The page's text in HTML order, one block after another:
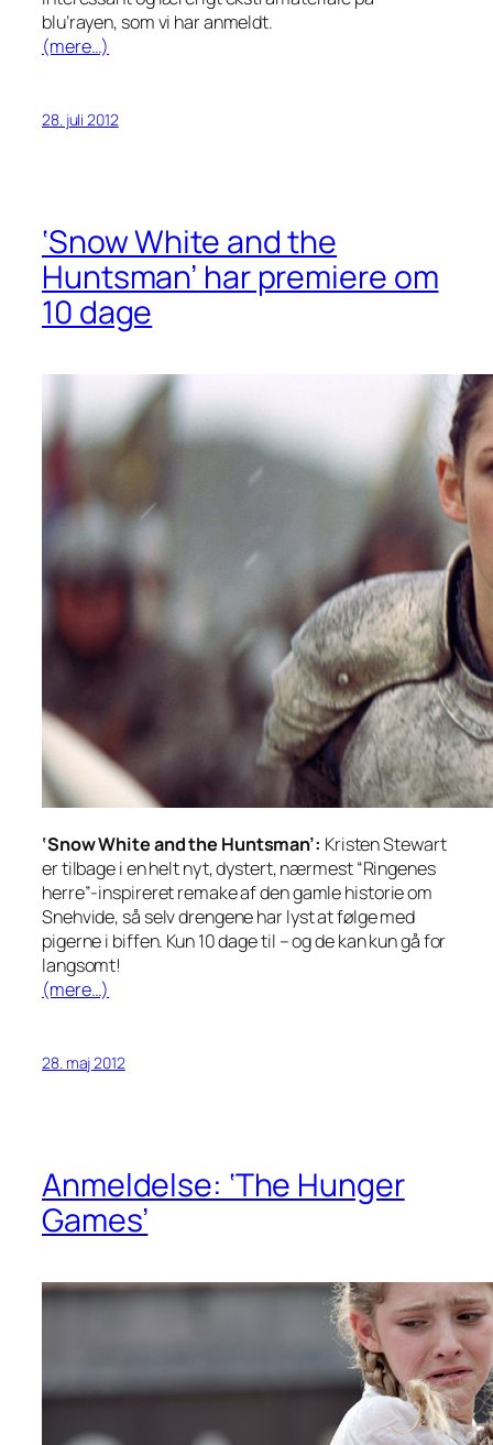
blu’rayen, som vi har anmeldt.
(mere…)
28. juli 2012
‘Snow White and the
Huntsman’ har premiere om
10 dage
‘Snow White and the Huntsman’: Kristen Stewart
er tilbage i en helt nyt, dystert, nærmest “Ringenes
herre”-inspireret remake af den gamle historie om
Snehvide, så selv drengene har lyst at følge med
pigerne i biffen. Kun 10 dage til – og de kan kun gå for
langsomt!
(mere…)
28. maj 2012
Anmeldelse: ‘The Hunger
Games’